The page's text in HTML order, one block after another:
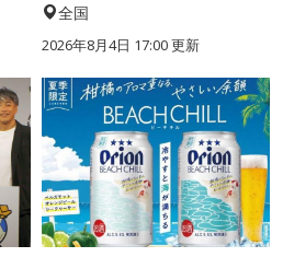
全国
2026年8月4日 17:00更新